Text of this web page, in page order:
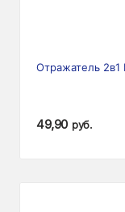
Отражатель 2в1
49,90 руб.